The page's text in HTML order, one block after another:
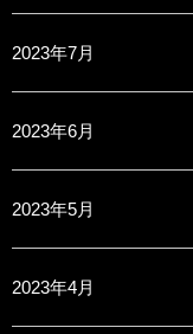
2023年7月
2023年6月
2023年5月
2023年4月